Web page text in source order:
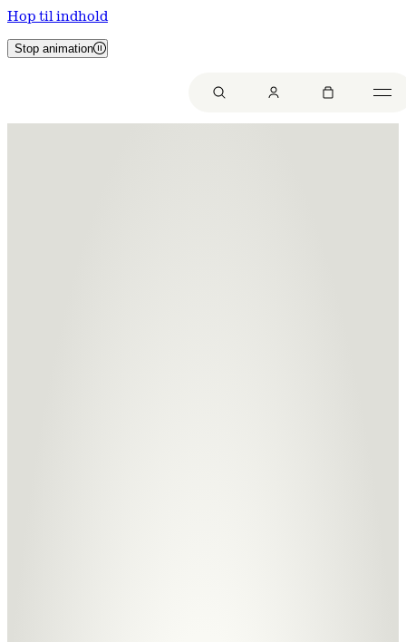
Hop til indhold
Stop animation